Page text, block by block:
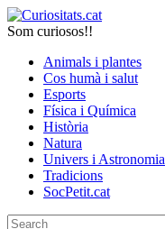
Som curiosos!!
Animals i plantes
Cos humà i salut
Esports
Física i Química
Història
Natura
Univers i Astronomia
Tradicions
SocPetit.cat